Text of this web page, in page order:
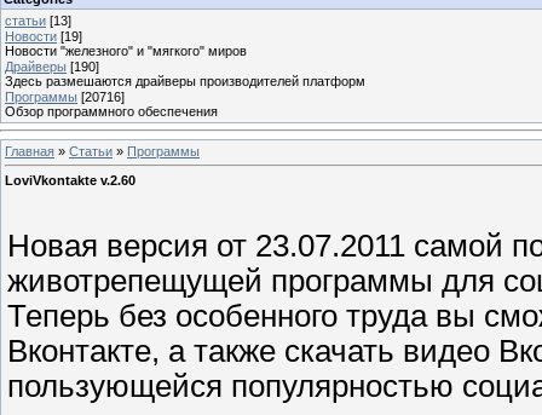
статьи [13]
Новости [19]
Новости "железного" и "мягкого" миров
Драйверы [190]
Здесь размешаются драйверы производителей платформ
Программы [20716]
Обзор программного обеспечения
Главная » Статьи » Программы
LoviVkontakte v.2.60
Новая версия от 23.07.2011 самой
животрепещущей программы для
Теперь без особенного труда вы
Вконтакте, а также скачать видео
пользующейся популярностью